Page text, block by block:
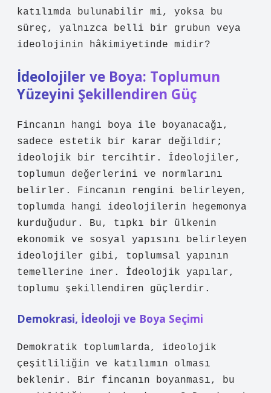
katılımda bulunabilir mi, yoksa bu
süreç, yalnızca belli bir grubun veya
ideolojinin hâkimiyetinde midir?
İdeolojiler ve Boya: Toplumun
Yüzeyini Şekillendiren Güç
Fincanın hangi boya ile boyanacağı,
sadece estetik bir karar değildir;
ideolojik bir tercihtir. İdeolojiler,
toplumun değerlerini ve normlarını
belirler. Fincanın rengini belirleyen,
toplumda hangi ideolojilerin hegemonya
kurduğudur. Bu, tıpkı bir ülkenin
ekonomik ve sosyal yapısını belirleyen
ideolojiler gibi, toplumsal yapının
temellerine iner. İdeolojik yapılar,
toplumu şekillendiren güçlerdir.
Demokrasi, İdeoloji ve Boya Seçimi
Demokratik toplumlarda, ideolojik
çeşitliliğin ve katılımın olması
beklenir. Bir fincanın boyanması, bu